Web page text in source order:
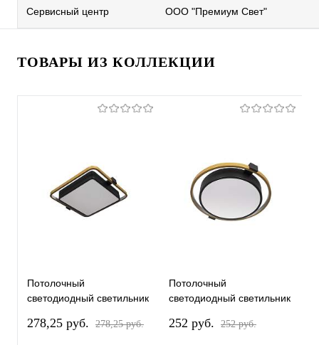
Сервисный центр ООО "Премиум Свет"
ТОВАРЫ ИЗ КОЛЛЕКЦИИ
Потолочный
светодиодный светильник
278,25 pуб. 278,25 pуб.
Потолочный
светодиодный светильник
252 pуб. 252 pуб.